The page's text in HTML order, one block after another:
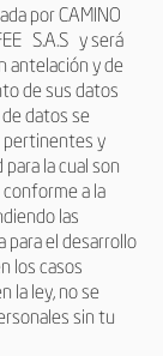
por CAMINO
S.A.S y será
antelación y de
de sus datos
datos se
pertinentes y
la cual son
a la
las
para el desarrollo
los casos
la ley, no se
sin tu